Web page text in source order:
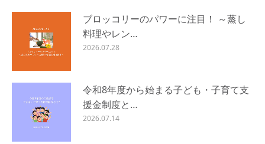
ブロッコリーのパワーに注目！ ～蒸し
料理やレン…
2026.07.28
令和8年度から始まる子ども・子育て支
援金制度と…
2026.07.14